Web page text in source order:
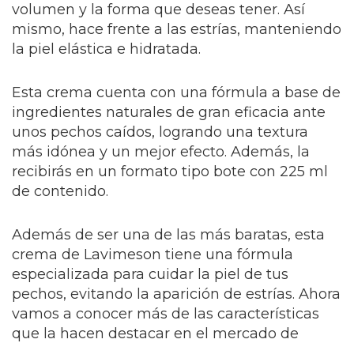
volumen y la forma que deseas tener. Así
mismo, hace frente a las estrías, manteniendo
la piel elástica e hidratada.
Esta crema cuenta con una fórmula a base de
ingredientes naturales de gran eficacia ante
unos pechos caídos, logrando una textura
más idónea y un mejor efecto. Además, la
recibirás en un formato tipo bote con 225 ml
de contenido.
Además de ser una de las más baratas, esta
crema de Lavimeson tiene una fórmula
especializada para cuidar la piel de tus
pechos, evitando la aparición de estrías. Ahora
vamos a conocer más de las características
que la hacen destacar en el mercado de